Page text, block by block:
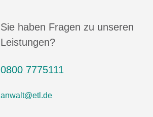
Sie haben Fragen zu unseren
Leistungen?
0800 7775111
anwalt@etl.de